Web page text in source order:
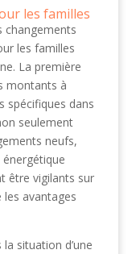
les familles
changements
les familles
La première
montants à
spécifiques dans
seulement
neufs,
être vigilants sur
avantages
situation d’une